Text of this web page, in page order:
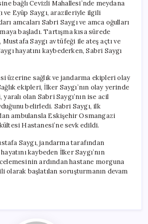
bağlı Cevizli Mahallesi’nde meydana
ve Eyüp Saygı, arazileriyle ilgili
amcaları Sabri Saygı ve amca oğulları
başladı. Tartışma kısa sürede
Saygı av tüfeği ile ateş açtı ve
hayatını kaybederken, Sabri Saygı
üzerine sağlık ve jandarma ekipleri olay
ekipleri, İlker Saygı’nın olay yerinde
olan Sabri Saygı’nın ise acil
belirledi. Sabri Saygı, ilk
ambulansla Eskişehir Osmangazi
Hastanesi’ne sevk edildi.
Saygı, jandarma tarafından
kaybeden İlker Saygı’nın
ardından hastane morguna
olarak başlatılan soruşturmanın devam